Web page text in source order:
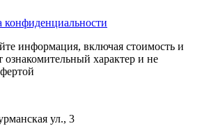
конфиденциальности
информация, включая стоимость и
ознакомительный характер и не
ул., 3